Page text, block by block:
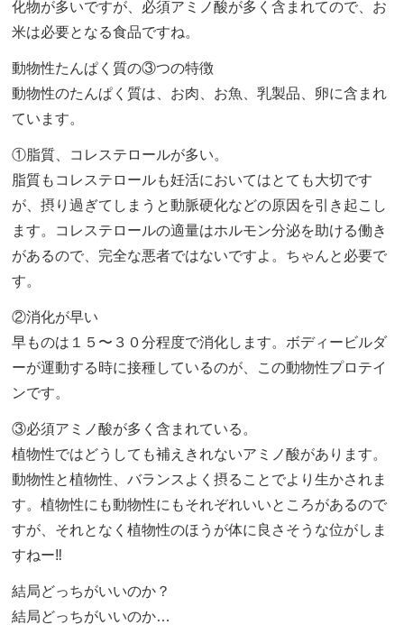
化物が多いですが、必須アミノ酸が多く含まれてので、お
米は必要となる食品ですね。
動物性たんぱく質の③つの特徴
動物性のたんぱく質は、お肉、お魚、乳製品、卵に含まれ
ています。
①脂質、コレステロールが多い。
脂質もコレステロールも妊活においてはとても大切です
が、摂り過ぎてしまうと動脈硬化などの原因を引き起こし
ます。コレステロールの適量はホルモン分泌を助ける働き
があるので、完全な悪者ではないですよ。ちゃんと必要で
す。
②消化が早い
早ものは１５〜３０分程度で消化します。ボディービルダ
ーが運動する時に接種しているのが、この動物性プロテイ
ンです。
③必須アミノ酸が多く含まれている。
植物性ではどうしても補えきれないアミノ酸があります。
動物性と植物性、バランスよく摂ることでより生かされま
す。植物性にも動物性にもそれぞれいいところがあるので
すが、それとなく植物性のほうが体に良さそうな位がしま
すねー‼︎
結局どっちがいいのか？
結局どっちがいいのか…